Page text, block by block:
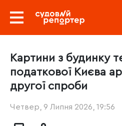
Картини з будинку
податкової Києва
другої спроби
Четвер, 9 Липня 2026, 19:56